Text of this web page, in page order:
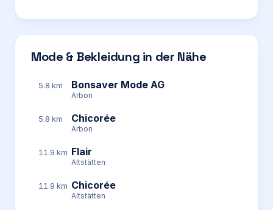
Mode & Bekleidung in der Nähe
5.8 km Bonsaver Mode AG
Arbon
5.8 km Chicorée
Arbon
11.9 km Flair
Altstätten
11.9 km Chicorée
Altstätten